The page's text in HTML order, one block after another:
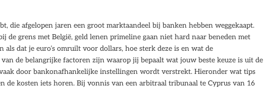
die afgelopen jaren een groot marktaandeel bij banken hebben weggekaapt.
de grens met België, geld lenen primeline gaan niet hard naar beneden met
dat je euro’s omruilt voor dollars, hoe sterk deze is en wat de
de belangrijke factoren zijn waarop jij bepaalt wat jouw beste keuze is uit de
door bankonafhankelijke instellingen wordt verstrekt. Hieronder wat tips
de kosten iets horen. Bij vonnis van een arbitraal tribunaal te Cyprus van 16